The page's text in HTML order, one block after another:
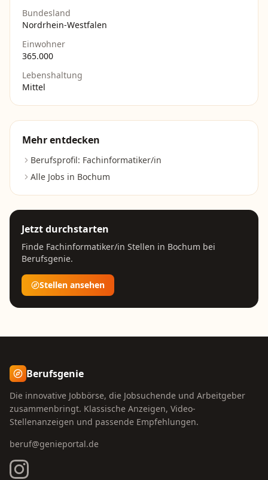
Bundesland
Nordrhein-Westfalen
Einwohner
365.000
Lebenshaltung
Mittel
Mehr entdecken
Berufsprofil: Fachinformatiker/in
Alle Jobs in Bochum
Jetzt durchstarten
Finde Fachinformatiker/in Stellen in Bochum bei
Berufsgenie.
Stellen ansehen
Berufsgenie
Die innovative Jobbörse, die Jobsuchende und Arbeitgeber
zusammenbringt. Klassische Anzeigen, Video-
Stellenanzeigen und passende Empfehlungen.
beruf@genieportal.de